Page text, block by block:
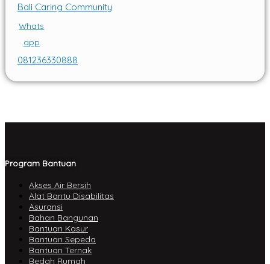
Bali Caring Community
Whats
app
081236330888
Program Bantuan
Akses Air Bersih
Alat Bantu Disabilitas
Asuransi
Bahan Bangunan
Bantuan Kasur
Bantuan Sepeda
Bantuan Ternak
Bedah Rumah